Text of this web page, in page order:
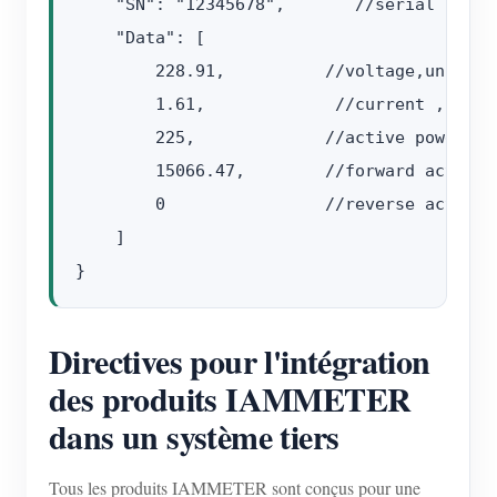
"SN": "12345678",       //serial
    "Data": [
        228.91,          //voltage,unit:V
1.61,             //current ,unit
225,             //active power,
15066.47,        //forward
0                //reverse
    ]
Directives pour l'intégration
des produits IAMMETER
dans un système tiers
Tous les produits IAMMETER sont conçus pour une